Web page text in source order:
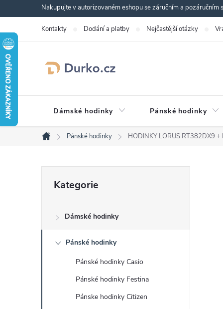
na
obsah
Nakupujte v autorizovaném eshopu se záručním a pozáručním
Kontakty Dodání a platby Nejčastější otázky
Dámské hodinky Pánské hodinky
Domů
Pánské hodinky HODINKY LORUS RT382DX9 +
s
kategorie
Kategorie
Dámské hodinky
Pánské hodinky
Pánské hodinky Casio
Pánské hodinky Festina
Pánske hodinky Citizen